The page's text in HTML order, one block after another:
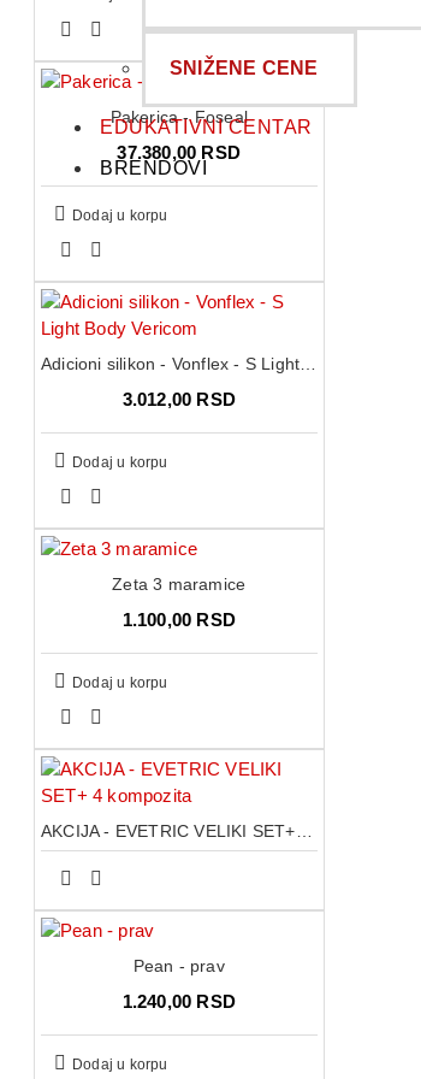
SNIŽENE CENE
EDUKATIVNI CENTAR
BRENDOVI
Pakerica - Foseal
37.380,00 RSD
Dodaj u korpu
Adicioni silikon - Vonflex - S Light Body Vericom
3.012,00 RSD
Dodaj u korpu
Zeta 3 maramice
1.100,00 RSD
Dodaj u korpu
AKCIJA - EVETRIC VELIKI SET+ 4 kompozita
Pean - prav
1.240,00 RSD
Dodaj u korpu